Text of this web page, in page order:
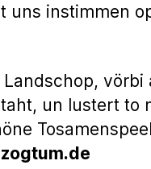
uns instimmen
vörbi
un lustert to